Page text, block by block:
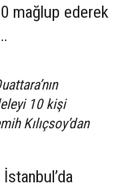
mağlup ederek
10 kişi
Kılıçsoy’dan